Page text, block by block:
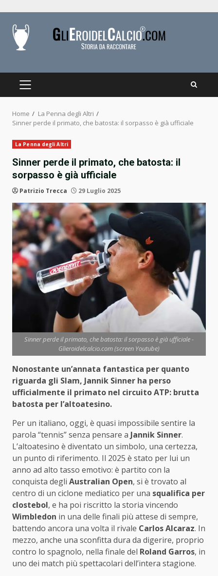
content
PRIMARY
Home
La Penna degli Altri
Sinner perde il primato, che batosta: il sorpasso è già ufficiale
La Penna degli Altri
Sinner perde il primato, che batosta: il
sorpasso è già ufficiale
Patrizio Trecca 29 Luglio 2025
Sinner perde il primato, che batosta: il sorpasso è già ufficiale -
Glieroidelcalcio.com (screen Youtube)
Nonostante un’annata fantastica per quanto
riguarda gli Slam, Jannik Sinner ha perso
ufficialmente il primato nel circuito ATP: brutta
batosta per l’altoatesino.
Per un italiano, oggi, è quasi impossibile sentire la
parola “tennis” senza pensare a Jannik Sinner.
L’altoatesino è diventato un simbolo, una certezza,
un punto di riferimento. Il 2025 è stato per lui un
anno ad alto tasso emotivo: è partito con la
conquista degli Australian Open, si è trovato al
centro di un ciclone mediatico per una squalifica per
clostebol, e ha poi riscritto la storia vincendo
Wimbledon in una delle finali più attese di sempre,
battendo ancora una volta il rivale Carlos Alcaraz. In
mezzo, anche una sconfitta dura da digerire, proprio
contro lo spagnolo, nella finale del Roland Garros, in
uno dei match più spettacolari dell’intera stagione.